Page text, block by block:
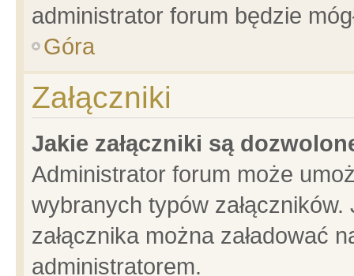
administrator forum będzie
Góra
Załączniki
Jakie załączniki są
Administrator forum może
wybranych typów
załącznika można załadować
administratorem.